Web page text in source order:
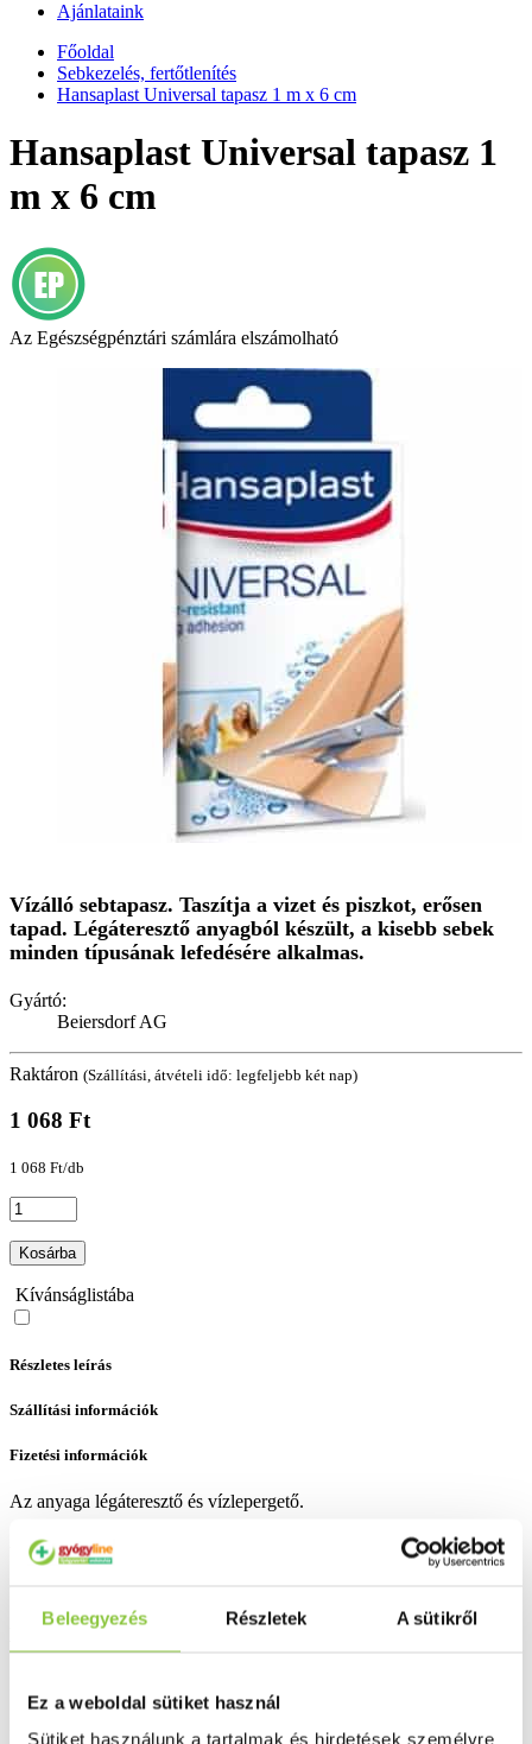
Beleegyezés Részletek A sütikről
Ez a weboldal sütiket használ
Sütiket használunk a tartalmak és hirdetések személyre
Ajánlataink
Főoldal
Sebkezelés, fertőtlenítés
Hansaplast Universal tapasz 1 m x 6 cm
Hansaplast Universal tapasz 1
m x 6 cm
Az Egészségpénztári számlára elszámolható
Vízálló sebtapasz. Taszítja a vizet és piszkot, erősen
tapad. Légáteresztő anyagból készült, a kisebb sebek
minden típusának lefedésére alkalmas.
Gyártó:
Beiersdorf AG
Raktáron (Szállítási, átvételi idő: legfeljebb két nap)
1 068 Ft
1 068 Ft/db
Kosárba
Kívánságlistába
Részletes leírás
Szállítási információk
Fizetési információk
Az anyaga légáteresztő és vízlepergető.
A nem ragadó sebpárna védi és körülpárnázza a sebet.
A sebtapasz kötszer hosszúságban kapható, ami a kellő méretre